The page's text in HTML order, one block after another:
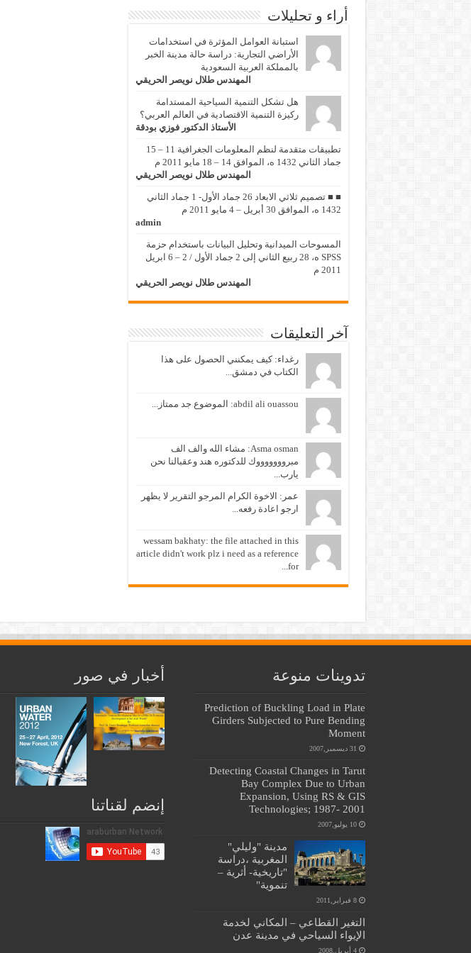
أراء و تحليلات
استبانة العوامل المؤثرة في استخدامات
الأراضي التجارية: دراسة حالة مدينة الخبر
بالمملكة العربية السعودية
المهندس طلال نويصر الحريقي
هل تشكل التنمية السياحية المستدامة
ركيزة التنمية الاقتصادية في العالم العربي؟
الأستاذ الدكتور فوزي بودقة
تطبيقات متقدمة لنظم المعلومات الجغرافية 11 – 15
جماد الثاني 1432 ه، الموافق 14 – 18 مايو 2011 م
المهندس طلال نويصر الحريقي
■ ■ تصميم ثلاثي الابعاد 26 جماد الأول- 1 جماد الثاني
1432 ه، الموافق 30 أبريل – 4 مايو 2011 م
admin
المسوحات الميدانية وتحليل البيانات باستخدام حزمة
SPSS ه، 28 ربيع الثاني إلى 2 جماد الأول / 2 – 6 ابريل
2011 م
المهندس طلال نويصر الحريقي
آخر التعليقات
رغداء: كيف يمكنني الحصول على هذا
الكتاب في دمشق...
abdil ali ouassou: الموضوع جد ممتاز...
Asma osman: مشاء الله والف الف
مبروووووووك للدكتوره هند وعقبالنا نحن
يارب...
عمر: الاخوة الكرام المرجو التقرير لا يظهر
ارجو اعادة رفعه...
wessam bakhaty: the file attached in this
article didn't work plz i need as a reference
for...
تدوينات منوعة
Prediction of Buckling Load in Plate
Girders Subjected to Pure Bending
Moment
31 ديسمبر,2007
Detecting Coastal Changes in Tarut
Bay Complex Due to Urban
Expansion, Using RS & GIS
Technologies; 1987- 2001
10 يوليو,2007
مدينة "وليلي"
المغربية ،دراسة
"تاريخية- أثرية –
تنموية"
8 فبراير,2011
التغير القطاعي – المكاني لخدمة
الإيواء السياحي في مدينة عدن
4 أبريل,2008
أخبار في صور
إنضم لقناتنا